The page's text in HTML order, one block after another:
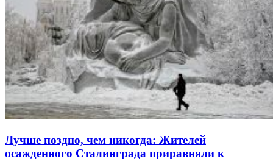
Лучше поздно, чем никогда: Жителей
осажденного Сталинграда приравняли к